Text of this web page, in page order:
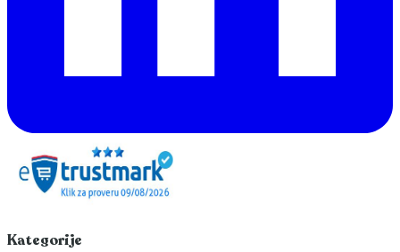
Kategorije